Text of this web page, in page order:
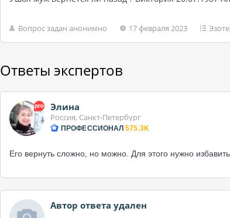
Вопрос задан анонимно 17 февраля 2023
Ответы экспертов
Элина
Россия, Санкт-Петербург
ПРОФЕССИОНАЛ 575.3K
Его вернуть сложно, но можно. Для этого нужно
Автор ответа удален